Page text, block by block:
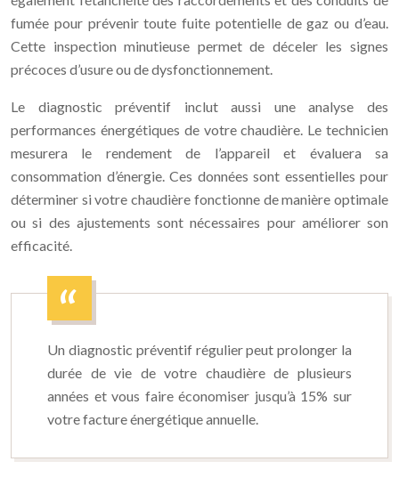
fumée pour prévenir toute fuite potentielle de gaz ou d’eau.
Cette inspection minutieuse permet de déceler les signes
précoces d’usure ou de dysfonctionnement.
Le diagnostic préventif inclut aussi une analyse des
performances énergétiques de votre chaudière. Le technicien
mesurera le rendement de l’appareil et évaluera sa
consommation d’énergie. Ces données sont essentielles pour
déterminer si votre chaudière fonctionne de manière optimale
ou si des ajustements sont nécessaires pour améliorer son
efficacité.
Un diagnostic préventif régulier peut prolonger la
durée de vie de votre chaudière de plusieurs
années et vous faire économiser jusqu’à 15% sur
votre facture énergétique annuelle.